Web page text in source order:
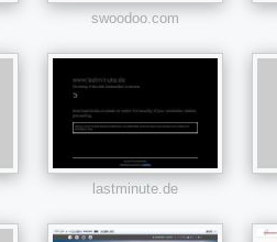
swoodoo.com
lastminute.de